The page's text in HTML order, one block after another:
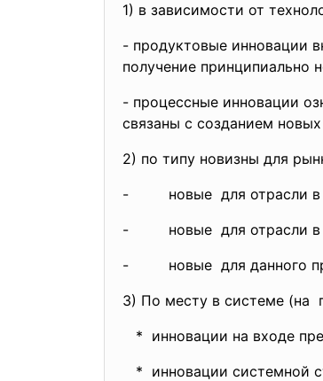
1) в зависимости от
- продуктовые инновации
получение принципиально
- процессные инновации
связаны с созданием
2) по типу новизны для
- новые для отрасли в
- новые для отрасли в
- новые для данного
3) По месту в системе (на
* инновации на входе
* инновации системной